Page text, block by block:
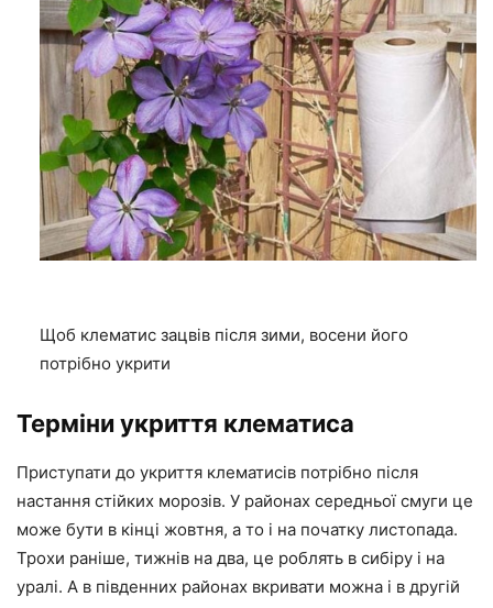
Щоб клематис зацвів після зими, восени його
потрібно укрити
Терміни укриття клематиса
Приступати до укриття клематисів потрібно після
настання стійких морозів. У районах середньої смуги це
може бути в кінці жовтня, а то і на початку листопада.
Трохи раніше, тижнів на два, це роблять в сибіру і на
уралі. А в південних районах вкривати можна і в другій